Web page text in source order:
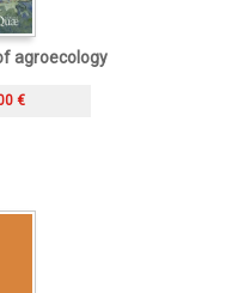
agroecology
€